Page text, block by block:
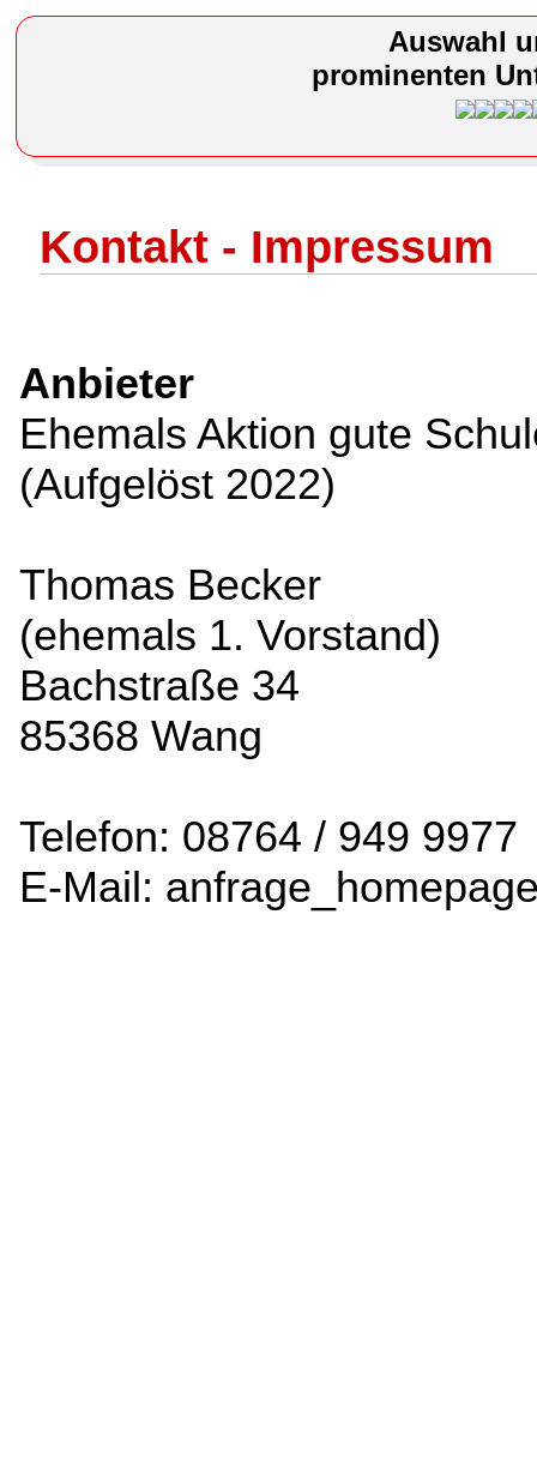
Auswahl
prominenten
Kontakt - Impressum
Anbieter
Ehemals Aktion gute
(Aufgelöst 2022)
Thomas Becker
(ehemals 1. Vorstand)
Bachstraße 34
85368 Wang
Telefon: 08764 / 949 9977
E-Mail: